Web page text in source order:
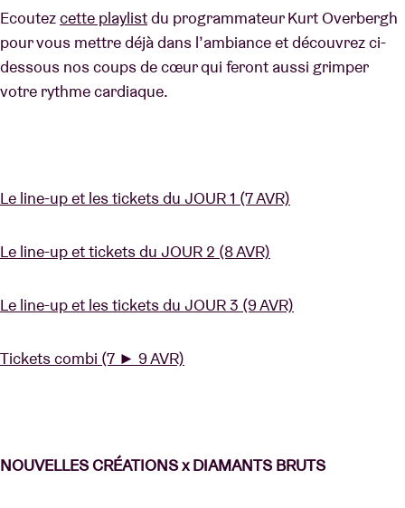
Ecoutezcette playlistdu programmateur Kurt Overbergh
pour vous mettre déjà dans l’ambiance et découvrez ci-
dessous nos coups de cœur qui feront aussi grimper
votre rythme cardiaque.
Le line-up et les tickets du JOUR 1 (7 AVR)
Le line-up et tickets du JOUR 2 (8 AVR)
Le line-up et les tickets du JOUR 3 (9 AVR)
Tickets combi (7 ► 9 AVR)
NOUVELLES CRÉATIONS x DIAMANTS BRUTS